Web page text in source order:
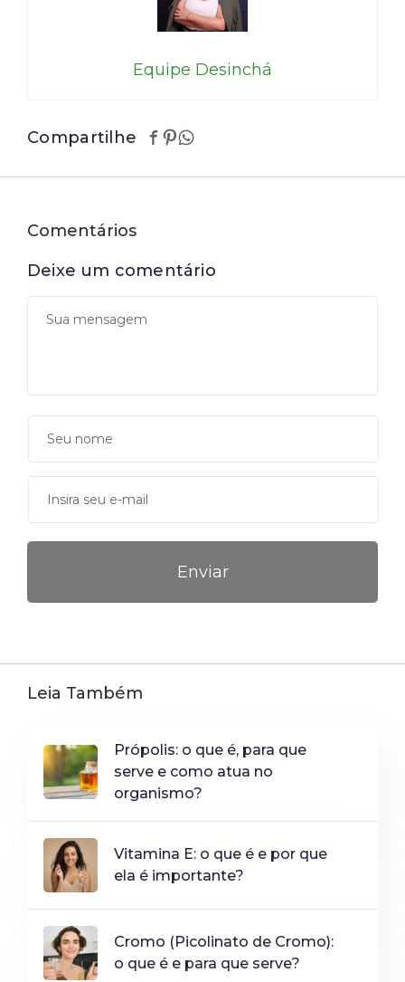
Equipe Desinchá
Compartilhe
Comentários
Deixe um comentário
Leia Também
Própolis: o que é, para que
serve e como atua no
organismo?
Vitamina E: o que é e por que
ela é importante?
Cromo (Picolinato de Cromo):
o que é e para que serve?